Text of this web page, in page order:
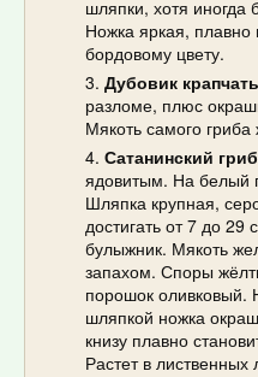
шляпки, хотя иногда
Ножка яркая,
бордовому цвету.
Дубовик
разломе, плюс
Мякоть самого
Сатанинский
ядовитым. На белый
Шляпка крупная,
достигать от 7 до 29
булыжник. Мякоть
запахом. Споры
порошок оливковый.
шляпкой ножка
книзу плавно
Растет в